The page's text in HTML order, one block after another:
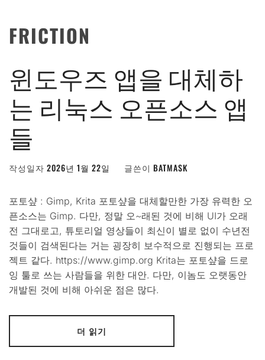
FRICTION
윈도우즈 앱을 대체하
는 리눅스 오픈소스 앱
들
작성일자 2026년 1월 22일 글쓴이 BATMASK
포토샾 : Gimp, Krita 포토샾을 대체할만한 가장 유력한 오
픈소스는 Gimp. 다만, 정말 오~래된 것에 비해 UI가 오래
전 그대로고, 튜토리얼 영상들이 최신이 별로 없이 수년전
것들이 검색된다는 거는 굉장히 보수적으로 진행되는 프로
젝트 같다. https://www.gimp.org Krita는 포토샾을 드로
잉 툴로 쓰는 사람들을 위한 대안. 다만, 이놈도 오랫동안
개발된 것에 비해 아쉬운 점은 많다.
더 읽기